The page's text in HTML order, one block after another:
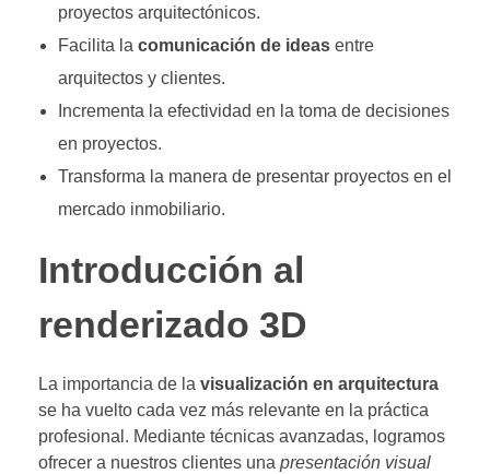
proyectos arquitectónicos.
Facilita la comunicación de ideasentre
arquitectos y clientes.
Incrementa la efectividad en la toma de decisiones
en proyectos.
Transforma la manera de presentar proyectos en el
mercado inmobiliario.
Introducción al
renderizado 3D
La importancia de la visualización en arquitectura
se ha vuelto cada vez más relevante en la práctica
profesional. Mediante técnicas avanzadas, logramos
ofrecer a nuestros clientes una presentación visual